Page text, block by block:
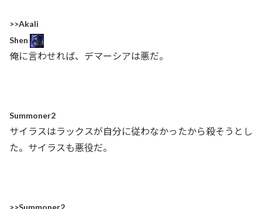
>>Akali
Shen
俺に言わせれば、デマーシアは悪だ。
Summoner2
サイラスはラックスが自分に従わなかったから殺そうとし
た。サイラスも悪役だ。
>>Summoner2